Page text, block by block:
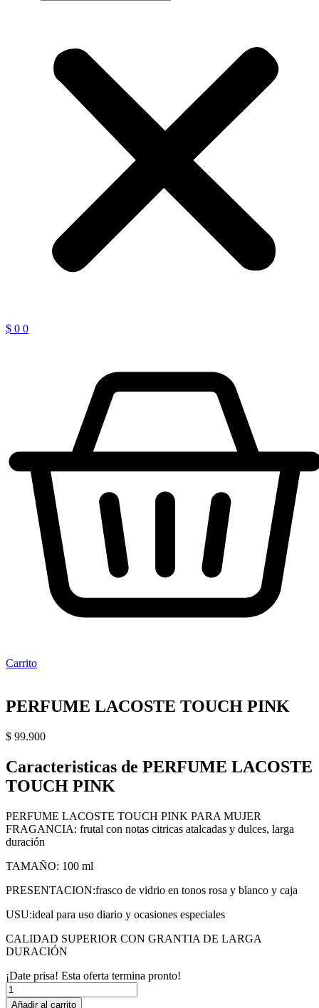
$ 0 0
Carrito
PERFUME LACOSTE TOUCH PINK
$ 99.900
Caracteristicas de PERFUME LACOSTE
TOUCH PINK
PERFUME LACOSTE TOUCH PINK PARA MUJER
FRAGANCIA: frutal con notas citricas atalcadas y dulces, larga
duración
TAMAÑO: 100 ml
PRESENTACION:frasco de vidrio en tonos rosa y blanco y caja
USU:ideal para uso diario y ocasiones especiales
CALIDAD SUPERIOR CON GRANTIA DE LARGA
DURACIÓN
¡Date prisa! Esta oferta termina pronto!
PERFUME
LACOSTE
Añadir al carrito